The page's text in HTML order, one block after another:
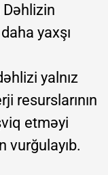
yaxşı
yalnız
resurslarının
etməyi
vurğulayıb.